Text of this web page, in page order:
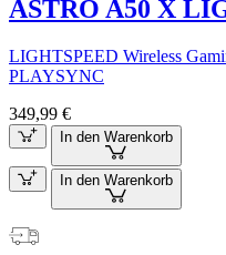
ASTRO A50 X
LIGHTSPEED Wireless
PLAYSYNC
349,99 €
In den Warenkorb
In den Warenkorb